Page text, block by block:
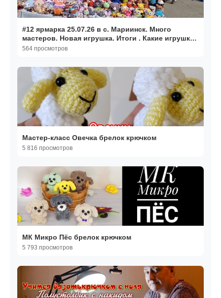
#12 ярмарка 25.07.26 в с. Мариинск. Много
мастеров. Новая игрушка. Итоги . Какие игрушки
вязать?
564 просмотров
Мастер-класс Овечка брелок крючком
5 816 просмотров
МК Микро Пёс брелок крючком
5 793 просмотров